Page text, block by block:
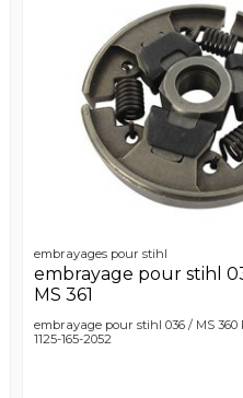
embrayages pour stihl
embrayage pour stihl
MS 361
embrayage pour stihl 036 / MS 360
1125-165-2052